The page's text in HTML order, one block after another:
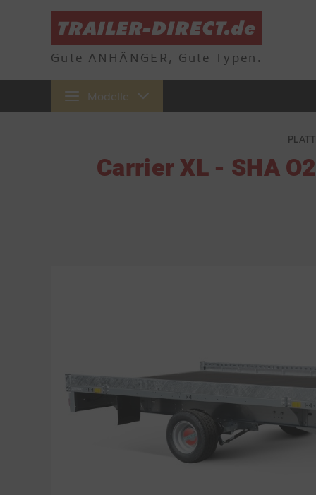
Gute ANHÄNGER, Gute Typen.
Modelle
Carrier XL - SHA